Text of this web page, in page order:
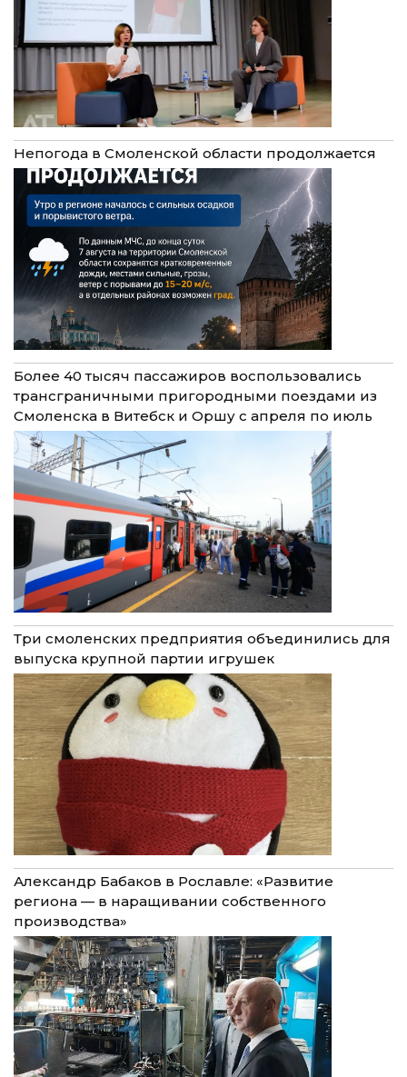
Непогода в Смоленской области продолжается
Более 40 тысяч пассажиров воспользовались
трансграничными пригородными поездами из
Смоленска в Витебск и Оршу с апреля по июль
Три смоленских предприятия объединились для
выпуска крупной партии игрушек
Александр Бабаков в Рославле: «Развитие
региона — в наращивании собственного
производства»